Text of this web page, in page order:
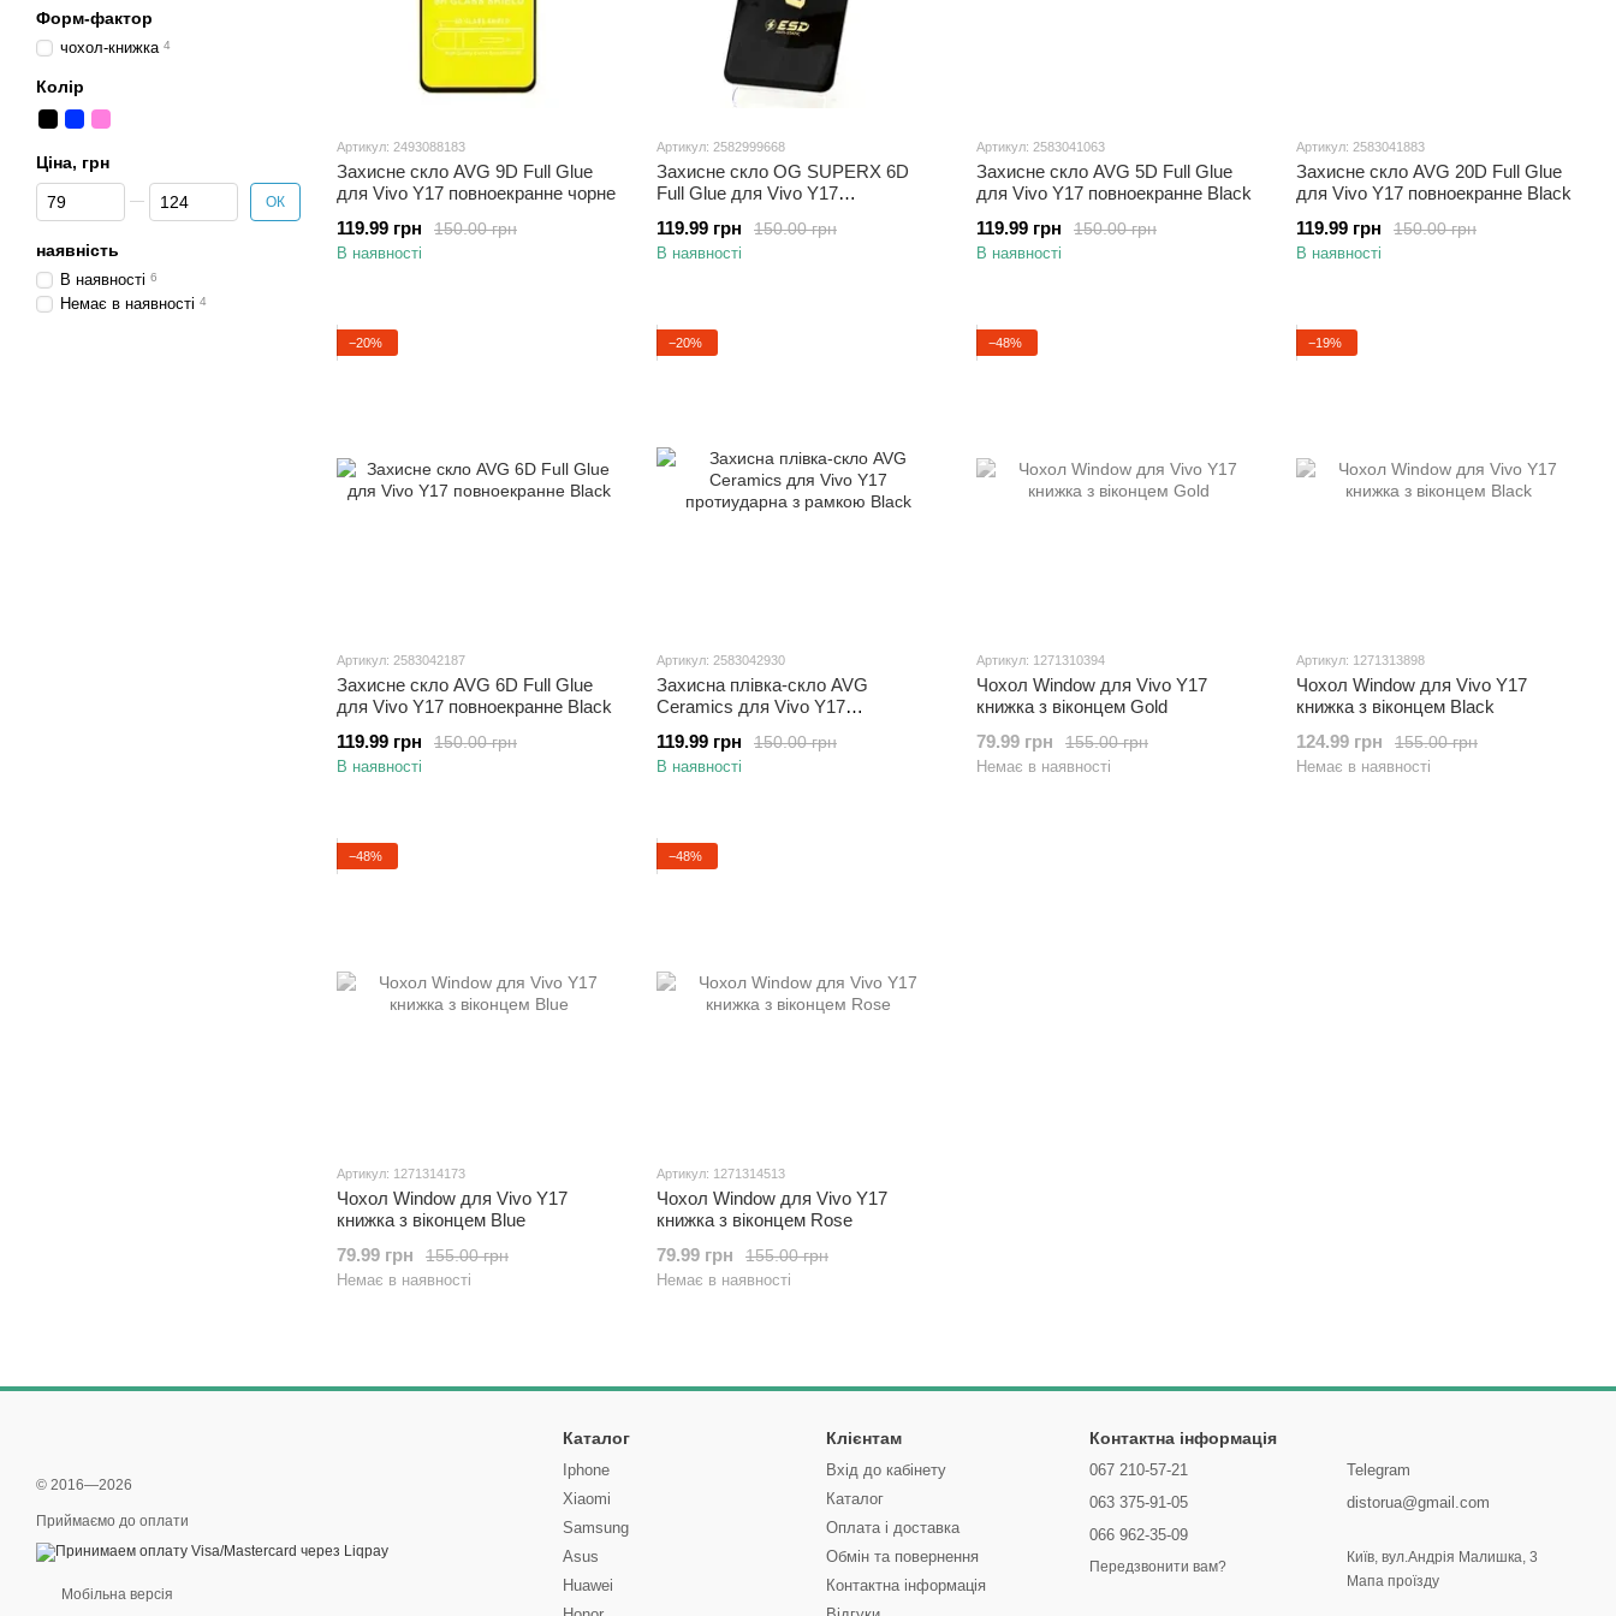
Артикул: 2493088183
Захисне скло AVG 9D Full Glue
для Vivo Y17 повноекранне чорне
150.00 грн
119.99 грн
В наявності
Артикул: 2582999668
Захисне скло OG SUPERX 6D
Full Glue для Vivo Y17
150.00 грн
119.99 грн
В наявності
Артикул: 2583041063
Захисне скло AVG 5D Full Glue
для Vivo Y17 повноекранне Black
150.00 грн
119.99 грн
В наявності
Артикул: 2583041883
Захисне скло AVG 20D Full Glue
для Vivo Y17 повноекранне Black
150.00 грн
119.99 грн
В наявності
−20%
Артикул: 2583042187
Захисне скло AVG 6D Full Glue
для Vivo Y17 повноекранне Black
150.00 грн
119.99 грн
В наявності
−20%
Артикул: 2583042930
Захисна плівка-скло AVG
Ceramics для Vivo Y17
150.00 грн
119.99 грн
В наявності
−48%
Артикул: 1271310394
Чохол Window для Vivo Y17
книжка з віконцем Gold
155.00 грн
79.99 грн
Немає в наявності
−19%
Артикул: 1271313898
Чохол Window для Vivo Y17
книжка з віконцем Black
155.00 грн
124.99 грн
Немає в наявності
−48%
Артикул: 1271314173
Чохол Window для Vivo Y17
книжка з віконцем Blue
155.00 грн
79.99 грн
Немає в наявності
−48%
Артикул: 1271314513
Чохол Window для Vivo Y17
книжка з віконцем Rose
155.00 грн
79.99 грн
Немає в наявності
Форм-фактор
чохол-книжка 4
Колір
Ціна, грн
Від Ціна, грн
До Ціна, грн ОК
наявність
В наявності 6
Немає в наявності 4
© 2016—2026
Приймаємо до оплати
Мобільна версія
Каталог
Iphone
Xiaomi
Samsung
Asus
Huawei
Клієнтам
Вхід до кабінету
Каталог
Оплата і доставка
Обмін та повернення
Контактна інформація
Контактна інформація
067 210-57-21
063 375-91-05
066 962-35-09
Передзвонити вам?
Telegram
distorua@gmail.com
Київ, вул.Андрія Малишка, 3
Мапа проїзду